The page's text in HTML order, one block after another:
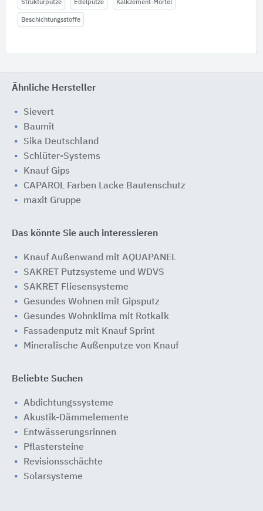
Strukturputze Edelputze Kalkzement-Mörtel
Beschichtungsstoffe
Ähnliche Hersteller
Sievert
Baumit
Sika Deutschland
Schlüter-Systems
Knauf Gips
CAPAROL Farben Lacke Bautenschutz
maxit Gruppe
Das könnte Sie auch interessieren
Knauf Außenwand mit AQUAPANEL
SAKRET Putzsysteme und WDVS
SAKRET Fliesensysteme
Gesundes Wohnen mit Gipsputz
Gesundes Wohnklima mit Rotkalk
Fassadenputz mit Knauf Sprint
Mineralische Außenputze von Knauf
Beliebte Suchen
Abdichtungssysteme
Akustik-Dämmelemente
Entwässerungsrinnen
Pflastersteine
Revisionsschächte
Solarsysteme